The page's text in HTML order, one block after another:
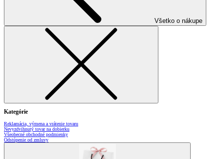
Všetko o nákupe
Kategórie
Reklamácia, výmena a vrátenie tovaru
Nevyzdvihnutý tovar na dobierku
Všeobecné obchodné podmienky
Odstúpenie od zmluvy